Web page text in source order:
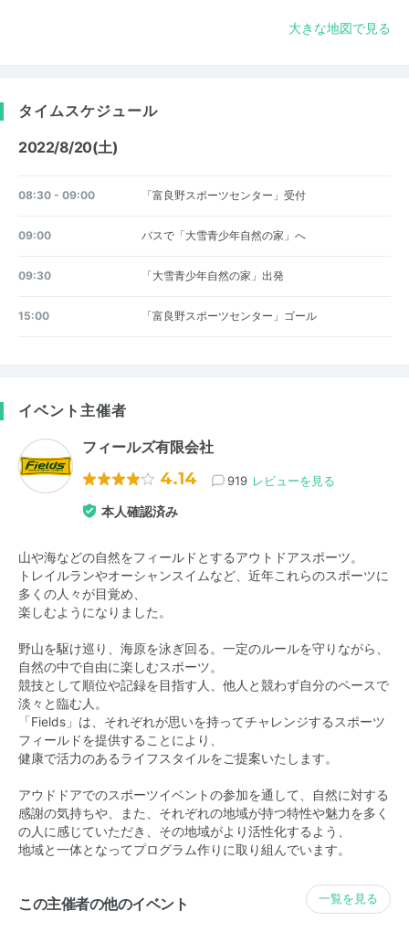
大きな地図で見る
タイムスケジュール
2022/8/20(土)
08:30 - 09:00 「富良野スポーツセンター」受付
09:00 バスで「大雪青少年自然の家」へ
09:30 「大雪青少年自然の家」出発
15:00 「富良野スポーツセンター」ゴール
イベント主催者
フィールズ有限会社
4.14 919 レビューを見る
本人確認済み
山や海などの自然をフィールドとするアウトドアスポーツ。
トレイルランやオーシャンスイムなど、近年これらのスポーツに
多くの人々が目覚め、
楽しむようになりました。
野山を駆け巡り、海原を泳ぎ回る。一定のルールを守りながら、
自然の中で自由に楽しむスポーツ。
競技として順位や記録を目指す人、他人と競わず自分のペースで
淡々と臨む人。
「Fields」は、それぞれが思いを持ってチャレンジするスポーツ
フィールドを提供することにより、
健康で活力のあるライフスタイルをご提案いたします。
アウドドアでのスポーツイベントの参加を通して、自然に対する
感謝の気持ちや、また、それぞれの地域が持つ特性や魅力を多く
の人に感じていただき、その地域がより活性化するよう、
地域と一体となってプログラム作りに取り組んでいます。
この主催者の他のイベント 一覧を見る